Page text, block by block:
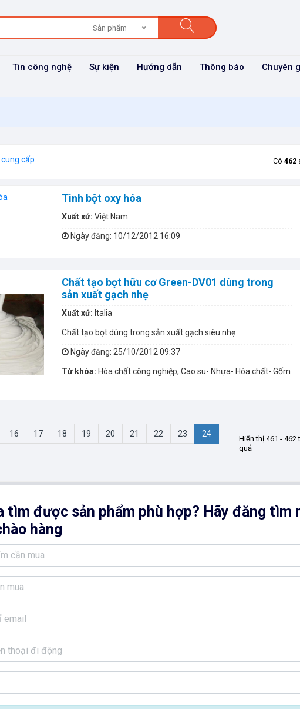
Sản phẩm
Tin công nghệ Sự kiện Hướng dẫn Thông báo Chuyên
cung cấp Có 462
Tinh bột oxy hóa
Xuất xứ: Việt Nam
Ngày đăng: 10/12/2012 16:09
Chất tạo bọt hữu cơ Green-DV01 dùng trong
sản xuất gạch nhẹ
Xuất xứ: Italia
Chất tạo bọt dùng trong sản xuất gạch siêu nhẹ
Ngày đăng: 25/10/2012 09:37
Từ khóa: Hóa chất công nghiệp, Cao su- Nhựa- Hóa chất- Gốm
16 17 18 19 20 21 22 23 24
Hiển thị 461 - 462
quả
tìm được sản phẩm phù hợp? Hãy đăng tìm
hàng